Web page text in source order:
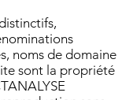
noms de domaine
sont la propriété